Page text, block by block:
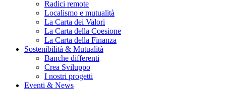
Radici remote
Localismo e mutualità
La Carta dei Valori
La Carta della Coesione
La Carta della Finanza
Sostenibilità & Mutualità
Banche differenti
Crea Sviluppo
I nostri progetti
Eventi & News